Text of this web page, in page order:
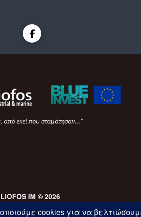
από εκεί που σταμάτησαν..."
IM © 2026